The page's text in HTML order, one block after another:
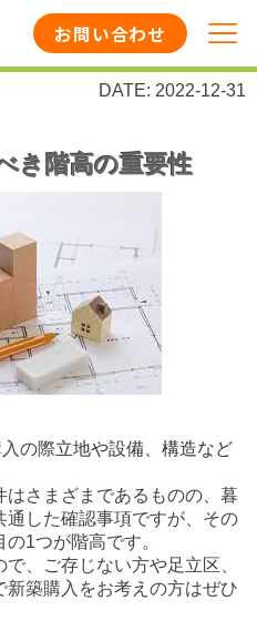
お問い合わせ
DATE: 2022-12-31
き階高の重要性
の際立地や設備、構造など
はさまざまであるものの、暮
通した確認事項ですが、その
1つが階高です。
、ご存じない方や足立区、
築購入をお考えの方はぜひ